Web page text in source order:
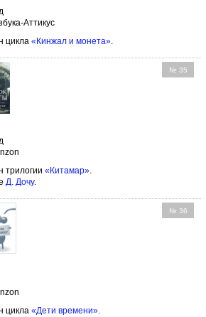
Аттикус
цикла «Кинжал и монета».
№ 35
трилогии «Китамар».
Д. Дочу.
№ 36
цикла «Дети времени».